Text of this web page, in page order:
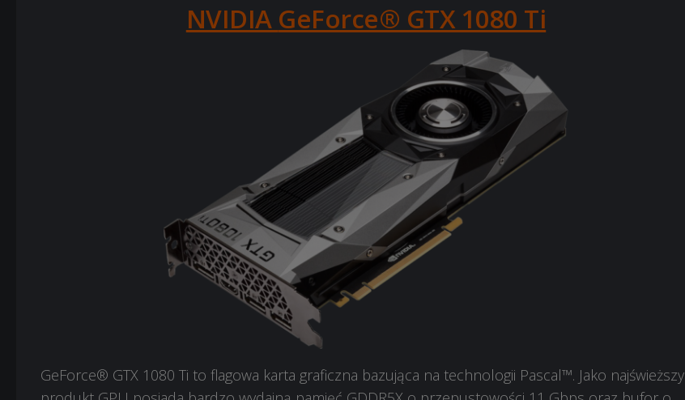
NVIDIA GeForce® GTX 1080 Ti
GeForce® GTX 1080 Ti to flagowa karta graficzna bazująca na technologii Pascal™. Jako najświeższy